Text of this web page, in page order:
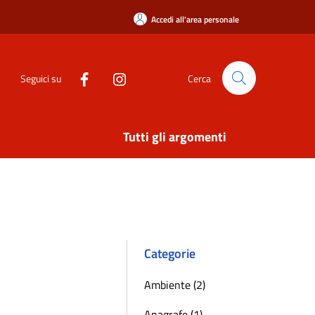
Accedi all'area personale
Seguici su Cerca
Tutti gli argomenti
Categorie
Ambiente (2)